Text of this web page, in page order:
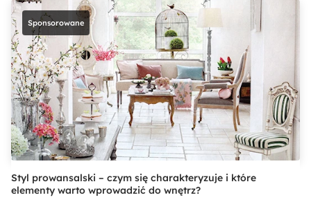
Sponsorowane
Styl prowansalski – czym się charakteryzuje i które
elementy warto wprowadzić do wnętrz?